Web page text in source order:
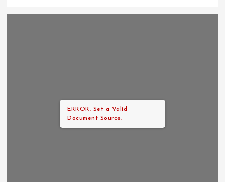
ERROR: Set a Valid
Document Source.